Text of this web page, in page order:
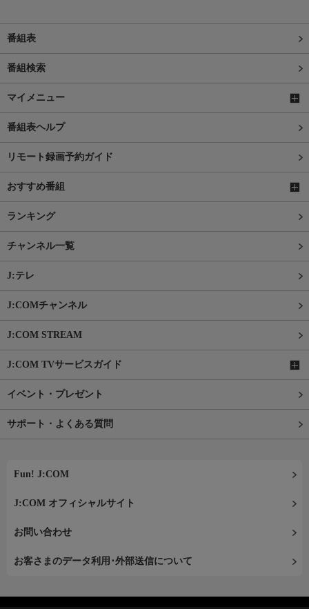
番組表
番組検索
マイメニュー
番組表ヘルプ
リモート録画予約ガイド
おすすめ番組
ランキング
チャンネル一覧
J:テレ
J:COMチャンネル
J:COM STREAM
J:COM TVサービスガイド
イベント・プレゼント
サポート・よくある質問
Fun! J:COM
J:COM オフィシャルサイト
お問い合わせ
お客さまのデータ利用･外部送信について